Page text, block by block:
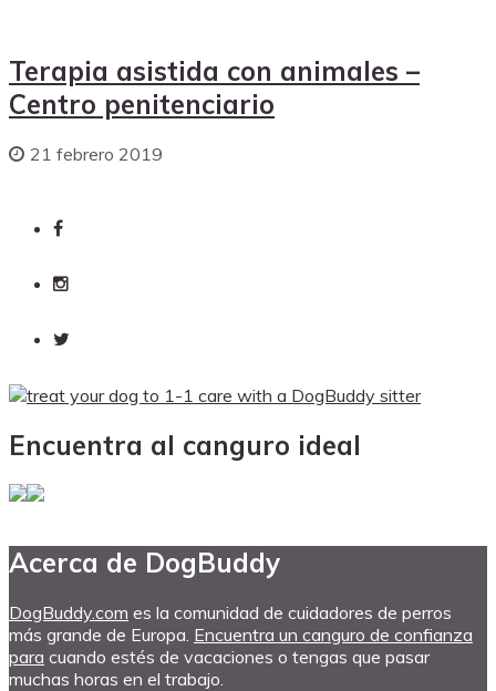
Terapia asistida con animales –
Centro penitenciario
21 febrero 2019
Encuentra al canguro ideal
Acerca de DogBuddy
DogBuddy.com es la comunidad de cuidadores de perros
más grande de Europa. Encuentra un canguro de confianza
para cuando estés de vacaciones o tengas que pasar
muchas horas en el trabajo.